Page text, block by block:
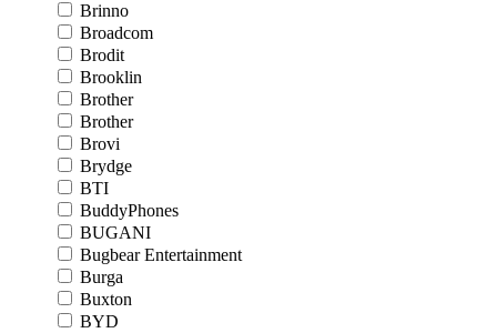
Brinno
Broadcom
Brodit
Brooklin
Brother
Brother
Brovi
Brydge
BTI
BuddyPhones
BUGANI
Bugbear Entertainment
Burga
Buxton
BYD